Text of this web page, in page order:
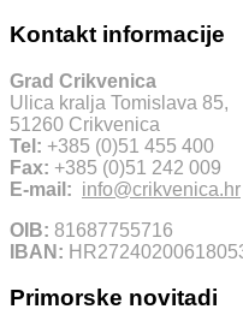
Kontakt informacije
Grad Crikvenica
Ulica kralja Tomislava 85,
51260 Crikvenica
Tel: +385 (0)51 455 400
Fax: +385 (0)51 242 009
E-mail: info@crikvenica.hr
OIB: 81687755716
IBAN:
Primorske novitadi